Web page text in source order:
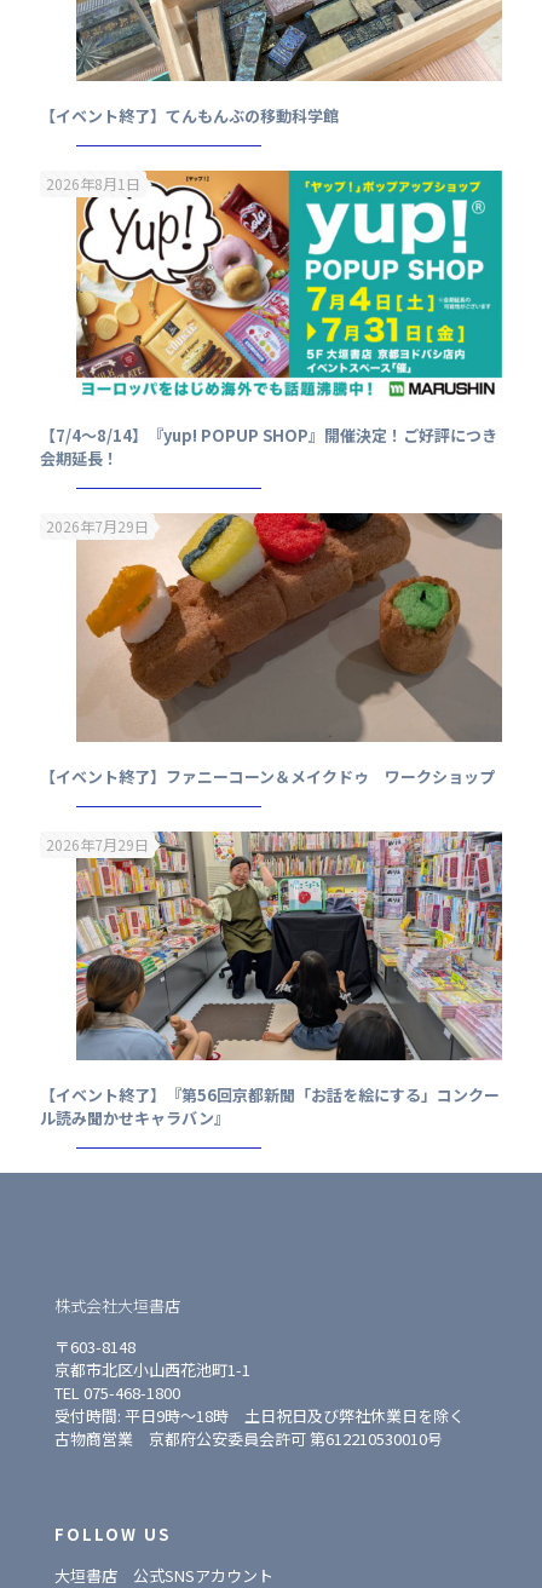
【イベント終了】てんもんぶの移動科学館
2026年8月1日
【7/4～8/14】『yup! POPUP SHOP』開催決定！ご好評につき
会期延長！
2026年7月29日
【イベント終了】ファニーコーン＆メイクドゥ ワークショップ
2026年7月29日
【イベント終了】『第56回京都新聞「お話を絵にする」コンクー
ル読み聞かせキャラバン』
株式会社大垣書店
〒603-8148
京都市北区小山西花池町1-1
TEL 075-468-1800
受付時間: 平日9時〜18時 土日祝日及び弊社休業日を除く
古物商営業 京都府公安委員会許可 第612210530010号
FOLLOW US
大垣書店 公式SNSアカウント